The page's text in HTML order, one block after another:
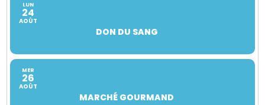
LUN
24
AOÛT
DON DU SANG
MER
26
AOÛT
MARCHÉ GOURMAND